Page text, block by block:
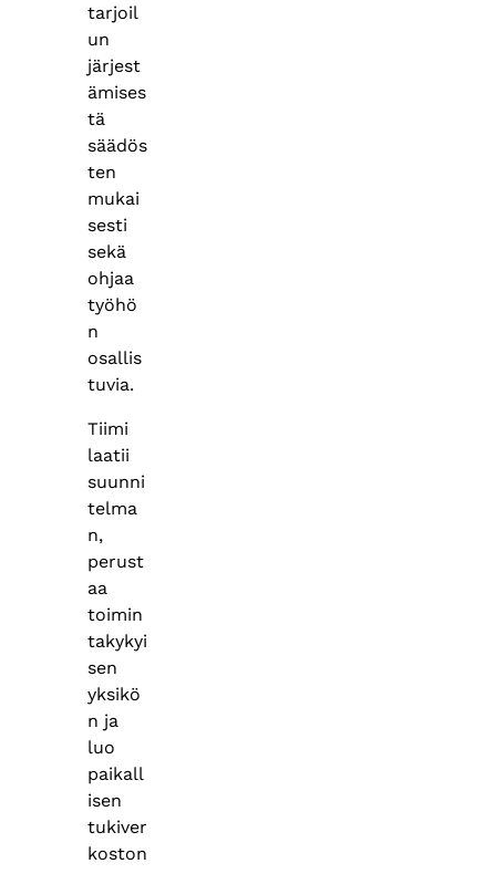
tarjoil
un
järjest
ämises
tä
säädös
ten
mukai
sesti
sekä
ohjaa
työhö
n
osallis
tuvia.
Tiimi
laatii
suunni
telma
n,
perust
aa
toimin
takykyi
sen
yksikö
n ja
luo
paikall
isen
tukiver
koston